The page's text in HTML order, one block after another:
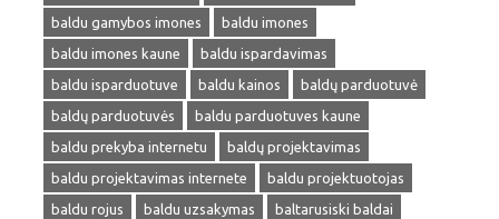
baldu gamybos imones
baldu imones
baldu imones kaune
baldu ispardavimas
baldu isparduotuve
baldu kainos
baldų parduotuvė
baldų parduotuvės
baldu parduotuves kaune
baldu prekyba internetu
baldų projektavimas
baldu projektavimas internete
baldu projektuotojas
baldu rojus
baldu uzsakymas
baltarusiski baldai